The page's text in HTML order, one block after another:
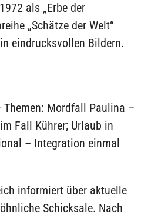
als „Erbe der
„Schätze der Welt“
eindrucksvollen Bildern.
Mordfall Paulina –
Fall Kührer; Urlaub in
– Integration einmal
informiert über aktuelle
Schicksale. Nach